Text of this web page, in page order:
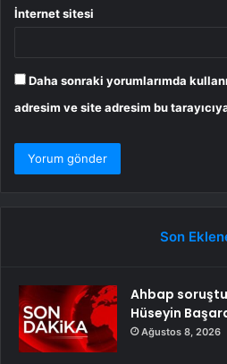
İnternet sitesi
Daha sonraki yorumlarımda
adresim ve site adresim bu
Son
Ahbap
Hüseyin
Ağustos 8, 2026